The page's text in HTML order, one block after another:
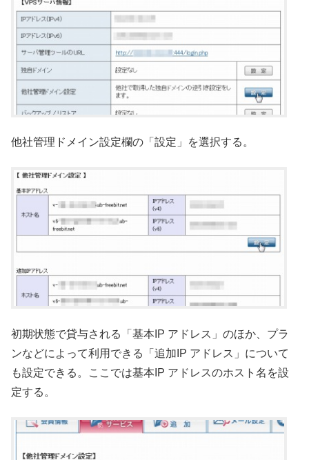
他社管理ドメイン設定欄の「設定」を選択する。
初期状態で貸与される「基本IP アドレス」のほか、プラ
ンなどによって利用できる「追加IP アドレス」について
も設定できる。ここでは基本IP アドレスのホスト名を設
定する。